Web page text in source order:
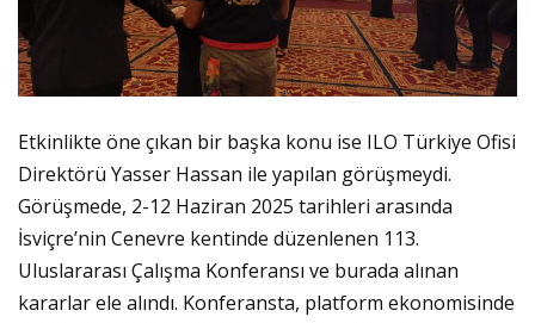
Etkinlikte öne çıkan bir başka konu ise ILO Türkiye Ofisi
Direktörü Yasser Hassan ile yapılan görüşmeydi.
Görüşmede, 2-12 Haziran 2025 tarihleri arasında
İsviçre’nin Cenevre kentinde düzenlenen 113.
Uluslararası Çalışma Konferansı ve burada alınan
kararlar ele alındı. Konferansta, platform ekonomisinde